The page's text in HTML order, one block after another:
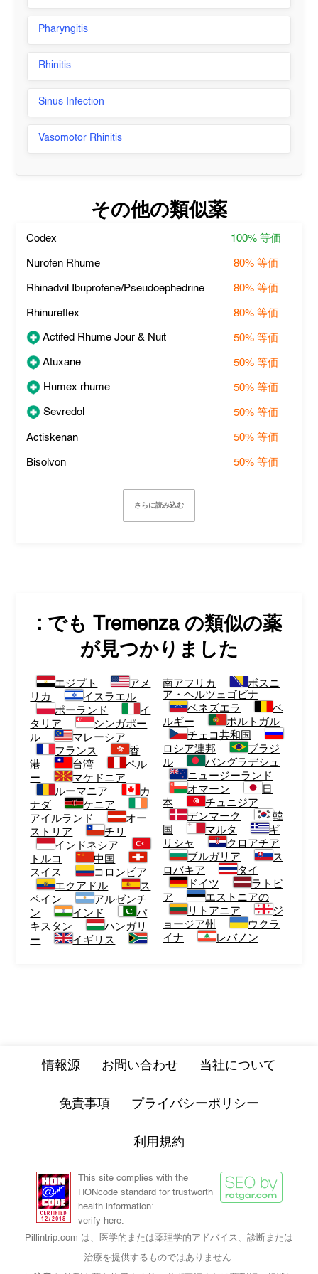
Pharyngitis
Rhinitis
Sinus Infection
Vasomotor Rhinitis
その他の類似薬
Codex 100% 等価
Nurofen Rhume 80% 等価
Rhinadvil Ibuprofene/Pseudoephedrine 80% 等価
Rhinureflex 80% 等価
Actifed Rhume Jour & Nuit 50% 等価
Atuxane 50% 等価
Humex rhume 50% 等価
Sevredol 50% 等価
Actiskenan 50% 等価
Bisolvon 50% 等価
さらに読み込む
: でも Tremenzaの類似の薬
が見つかりました
エジプト
アメ
リカ
イスラエル
ポーランド
イ
タリア
シンガポー
ル
マレーシア
フランス
香
港
台湾
ペル
ー
マケドニア
ルーマニア
カ
ナダ
ケニア
アイルランド
オー
ストリア
チリ
インドネシア
トルコ
中国
スイス
コロンビア
エクアドル
ス
ペイン
アルゼンチ
ン
インド
パ
キスタン
ハンガリ
ー
イギリス
南アフリカ
ボスニ
ア・ヘルツェゴビナ
ベネズエラ
ベ
ルギー
ポルトガル
チェコ共和国
ロシア連邦
ブラジ
ル
バングラデシュ
ニュージーランド
オマーン
日
本
チュニジア
デンマーク
韓
国
マルタ
ギ
リシャ
クロアチア
ブルガリア
ス
ロバキア
タイ
ドイツ
ラトビ
ア
エストニアの
リトアニア
ジ
ョージア州
ウクラ
イナ
レバノン
情報源 お問い合わせ 当社について
免責事項 プライバシーポリシー
利用規約
This site complies with the
HONcode standard for trustworth
health information:
verify here.
Pillintrip.com は、医学的または薬理学的アドバイス、診断または
治療を提供するものではありません.